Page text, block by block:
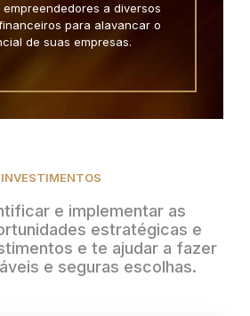
empreendedores a diversos
para alavancar o
de suas empresas.
INVESTIMENTOS
e implementar as
estratégicas e
e te ajudar a fazer
e seguras escolhas.